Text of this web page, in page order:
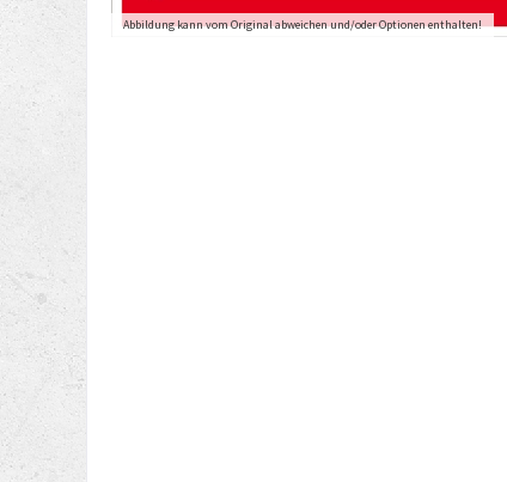
Abbildung kann vom Original abweichen und/oder Optionen enthalten!